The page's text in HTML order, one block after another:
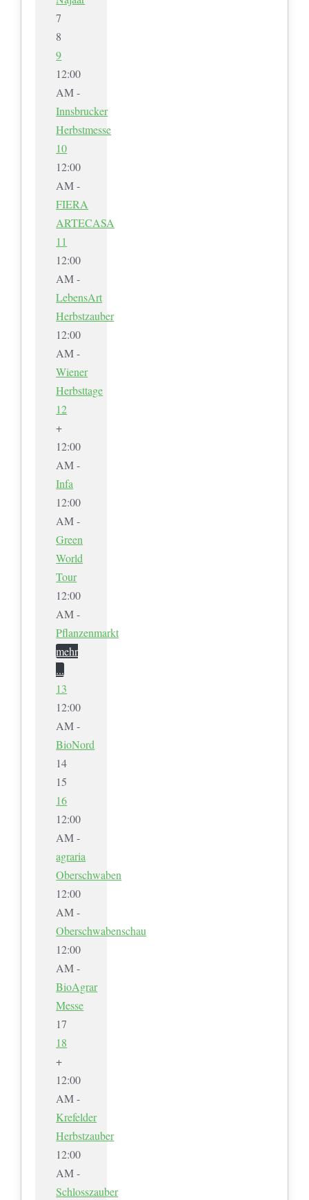
7
8
9
12:00
AM -
Innsbrucker
Herbstmesse
10
12:00
AM -
FIERA
ARTECASA
11
12:00
AM -
LebensArt
Herbstzauber
12:00
AM -
Wiener
Herbsttage
12
+
12:00
AM -
Infa
12:00
AM -
Green
World
Tour
12:00
AM -
Pflanzenmarkt
mehr
...
13
12:00
AM -
BioNord
14
15
16
12:00
AM -
agraria
Oberschwaben
12:00
AM -
Oberschwabenschau
12:00
AM -
BioAgrar
Messe
17
18
+
12:00
AM -
Krefelder
Herbstzauber
12:00
AM -
Schlosszauber